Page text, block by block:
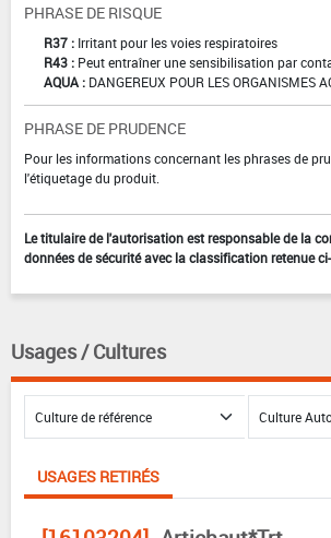
PHRASE DE RISQUE
R37 : Irritant pour les voies respiratoires
R43 : Peut entraîner une sensibilisation par
AQUA : DANGEREUX POUR LES ORGANISMES
PHRASE DE PRUDENCE
Pour les informations concernant les phrases de
l'étiquetage du produit.
Le titulaire de l'autorisation est responsable de la
données de sécurité avec la classification retenue
Usages / Cultures
USAGES RETIRÉS